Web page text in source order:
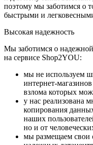
поэтому мы заботимся о
быстрыми и
Высокая надежность
Мы заботимся о
на сервисе Shop2YOU:
мы не используем
интернет-
взлома которых
у нас реализована
копирования
наших
но и от
мы размещаем свои